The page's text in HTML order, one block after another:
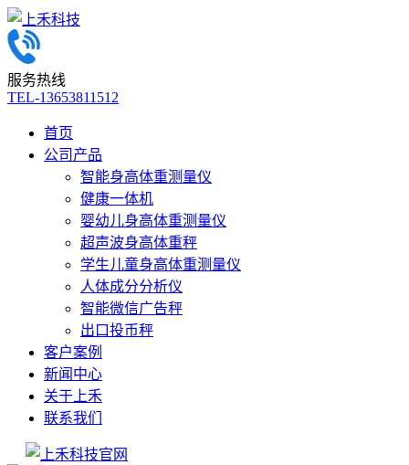
服务热线
TEL-13653811512
首页
公司产品
智能身高体重测量仪
健康一体机
婴幼儿身高体重测量仪
超声波身高体重秤
学生儿童身高体重测量仪
人体成分分析仪
智能微信广告秤
出口投币秤
客户案例
新闻中心
关于上禾
联系我们